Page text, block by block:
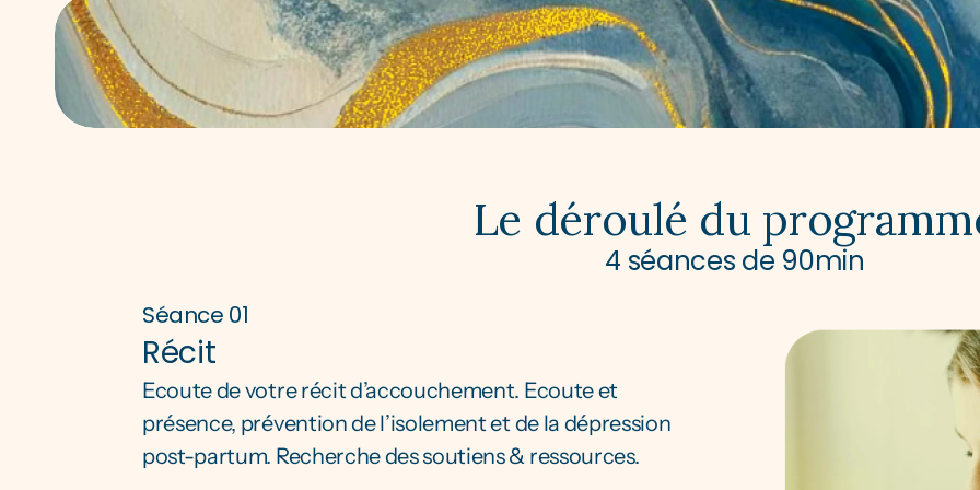
Le déroulé du
4 séances de 90min
Séance 01
Récit
Ecoute de votre récit d’accouchement. Ecoute et
présence, prévention de l’isolement et de la dépression
post-partum. Recherche des soutiens & ressources.